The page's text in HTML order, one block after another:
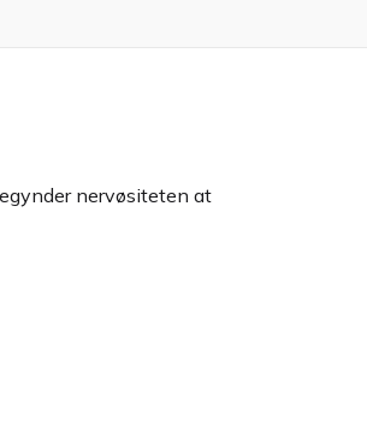
nervøsiteten at